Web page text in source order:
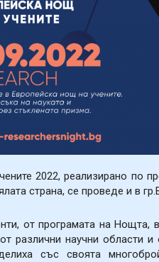
2022, реализирано по
страна, се проведе и в
от програмата на Нощта,
различни научни области и
със своята